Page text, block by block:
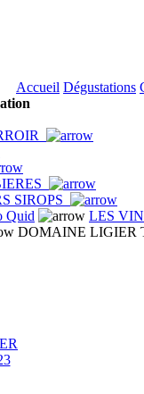
Accueil Dégustations
SIROPS
Quid
LES
DOMAINE LIGIER